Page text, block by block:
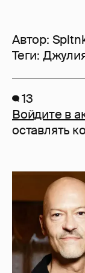
Автор:
Теги:
13
Войдите в
оставлять